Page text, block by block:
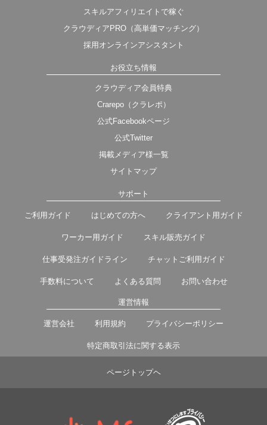
スキルアフィリエイトで稼ぐ
クラウディアPRO（高単価マッチング）
採用オンラインアシスタント
お役立ち情報
クラウディア会員特典
Crarepo（クラレポ）
公式Facebookページ
公式Twitter
掲載メディア様一覧
サイトマップ
サポート
ご利用ガイド はじめての方へ クライアント用ガイド
ワーカー用ガイド スキル販売ガイド
仕事受発注ガイドライン チャットご利用ガイド
手数料について よくある質問 お問い合わせ
運営情報
運営会社 利用規約 プライバシーポリシー
特定商取引法に関する表示
ページトップヘ